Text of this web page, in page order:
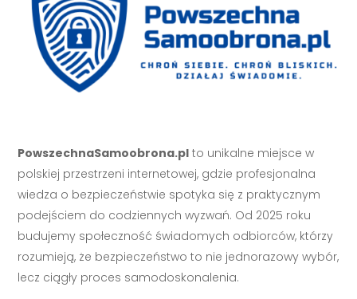
PowszechnaSamoobrona.pl to unikalne miejsce w
polskiej przestrzeni internetowej, gdzie profesjonalna
wiedza o bezpieczeństwie spotyka się z praktycznym
podejściem do codziennych wyzwań. Od 2025 roku
budujemy społeczność świadomych odbiorców, którzy
rozumieją, że bezpieczeństwo to nie jednorazowy wybór,
lecz ciągły proces samodoskonalenia.